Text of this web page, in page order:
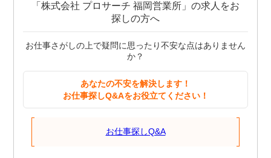
「株式会社 プロサーチ 福岡営業所」の求人をお
探しの方へ
お仕事さがしの上で疑問に思ったり不安な点はありません
か？
あなたの不安を解決します！
お仕事探しQ&Aをお役立てください！
お仕事探しQ&A